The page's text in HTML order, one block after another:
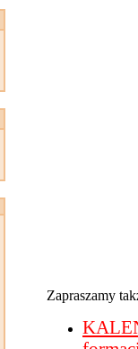
Zapraszamy